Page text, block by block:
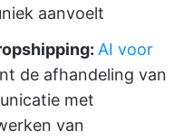
aanvoelt
AI voor
de afhandeling van
met
van